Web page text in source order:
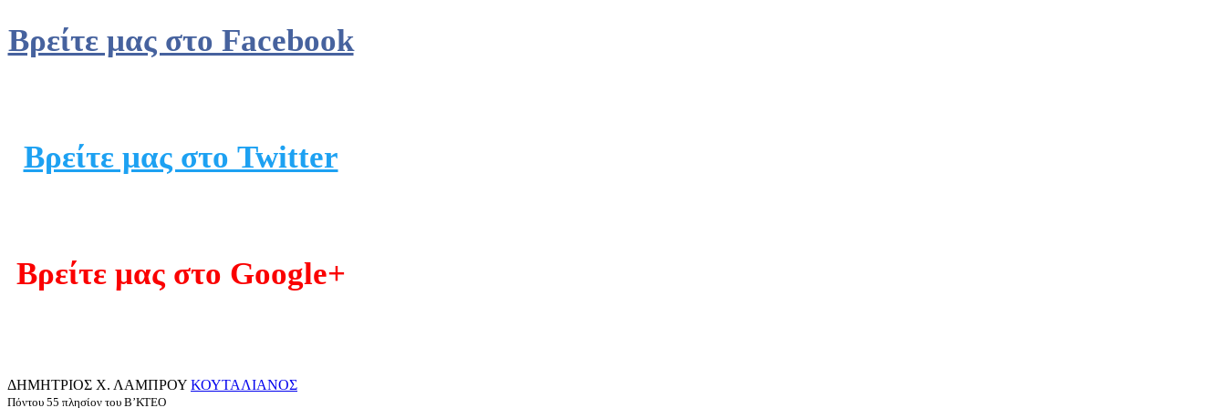
Βρείτε μας στο Facebook
Βρείτε μας στο Twitter
Βρείτε μας στο Google+
ΔΗΜΗΤΡΙΟΣ Χ. ΛΑΜΠΡΟΥ ΚΟΥΤΑΛΙΑΝΟΣ
Πόντου 55 πλησίον του Β’ΚΤΕΟ